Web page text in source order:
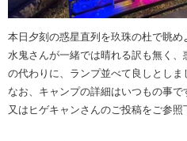
本日夕刻の惑星直列を玖珠の杜で眺
水鬼さんが一緒では晴れる訳も無く
の代わりに、ランプ並べて良しとしま
なお、キャンプの詳細はいつもの事
又はヒゲキャンさんのご投稿をご参照